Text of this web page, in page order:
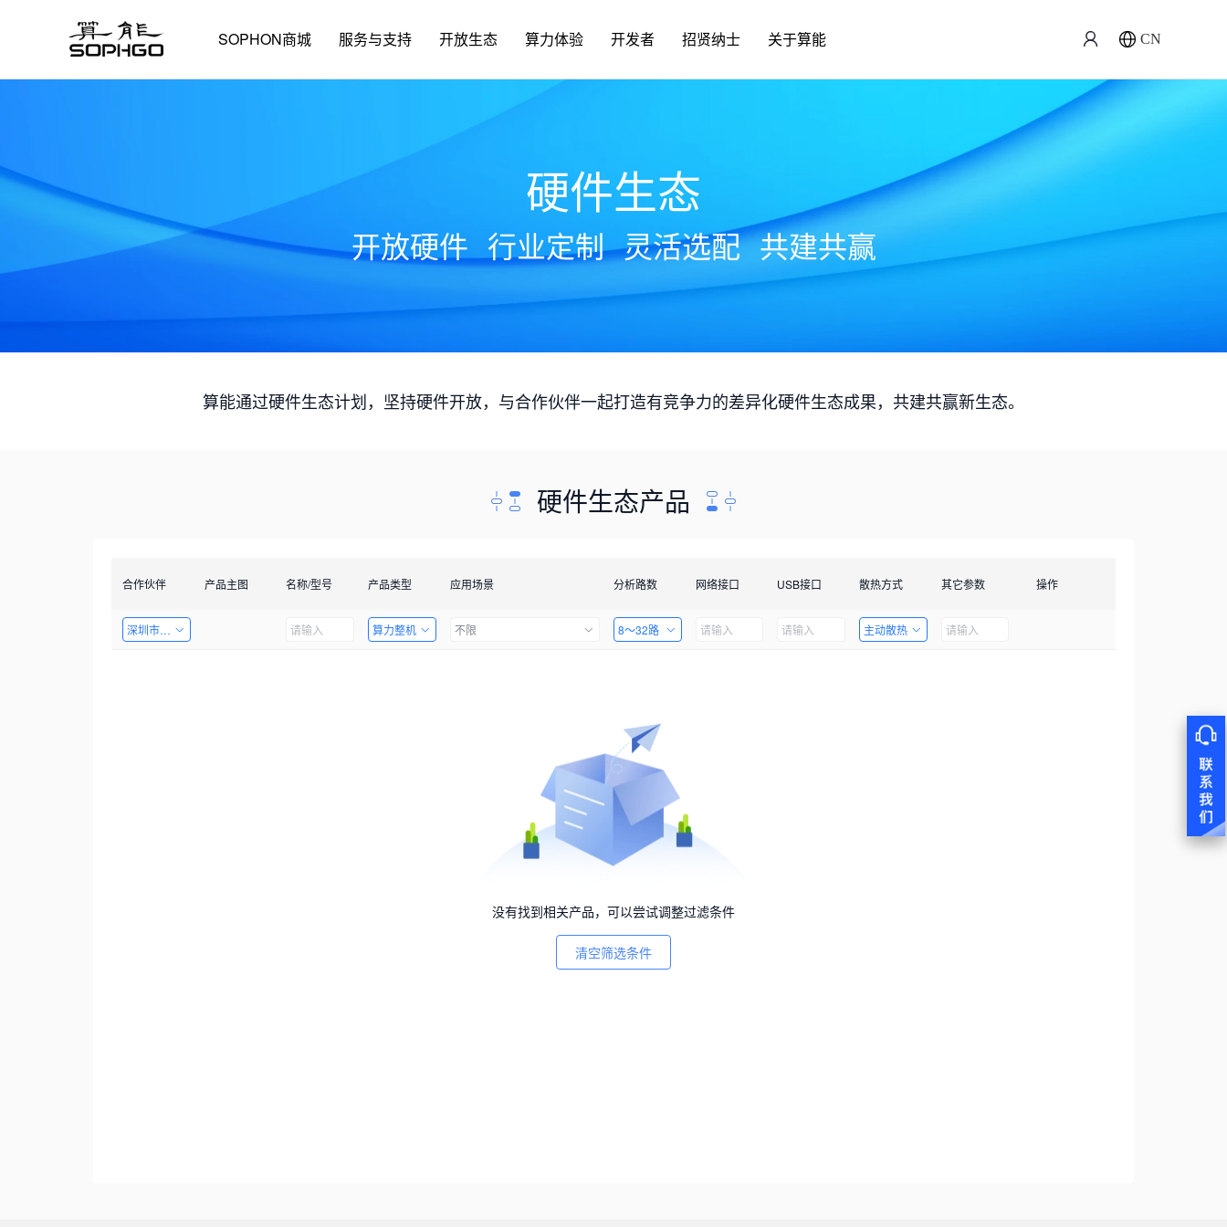
SOPHON商城 服务与支持 开放生态 算力体验 开发者 招贤纳士 关于算能 CN
硬件生态
开放硬件 行业定制 灵活选配 共建共赢
算能通过硬件生态计划，坚持硬件开放，与合作伙伴一起打造有竞争力的差异化硬件生态成果，共建共赢新生态。
硬件生态产品
合作伙伴 产品主图 名称/型号 产品类型 应用场景 分析路数 网络接口 USB接口 散热方式 其它参数 操作
深圳市创智成科技股份有限公司 算力整机 不限 8～32路 主动散热
没有找到相关产品，可以尝试调整过滤条件
清空筛选条件